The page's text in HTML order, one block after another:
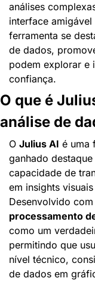
análises
interface
ferramenta se
de dados,
podem explorar e
confiança.
O que é
análise de
O Julius AI é uma
ganhado
capacidade de
em insights
Desenvolvido
processamento
como um
permitindo que
nível técnico,
de dados em